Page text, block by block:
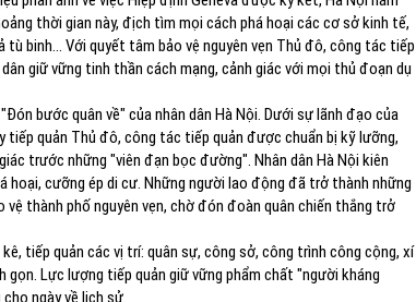
thời gian này, địch tìm mọi cách phá hoại các cơ sở kinh tế,
binh… Với quyết tâm bảo vệ nguyên vẹn Thủ đô, công tác tiếp
giữ vững tinh thần cách mạng, cảnh giác với mọi thủ đoạn dụ
bước quân về" của nhân dân Hà Nội. Dưới sự lãnh đạo của
tiếp quản Thủ đô, công tác tiếp quản được chuẩn bị kỹ lưỡng,
trước những "viên đạn bọc đường". Nhân dân Hà Nội kiên
cưỡng ép di cư. Những người lao động đã trở thành những
thành phố nguyên vẹn, chờ đón đoàn quân chiến thắng trở
tiếp quản các vị trí: quân sự, công sở, công trình công cộng, xí
Lực lượng tiếp quản giữ vững phẩm chất "người kháng
ngày về lịch sử.